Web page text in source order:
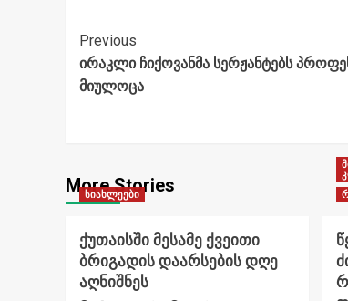
Post
Navigation
Previous
ირაკლი ჩიქოვანმა სერჟანტებს
მიულოცა
More Stories
სიახლეები
ქუთაისში მესამე ქვეითი
ბრიგადის დაარსების დღე
აღნიშნეს